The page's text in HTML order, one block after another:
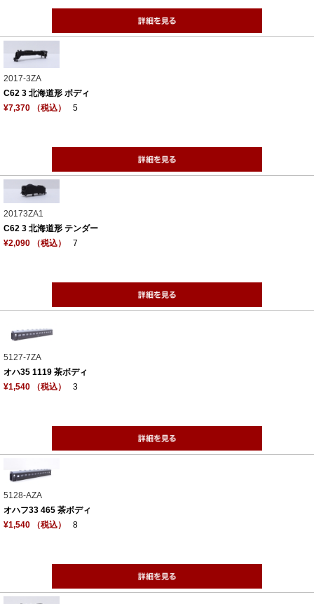
2017-3ZA
C62 3 北海道形 ボディ
¥7,370 （税込）
5
20173ZA1
C62 3 北海道形 テンダー
¥2,090 （税込）
7
5127-7ZA
オハ35 1119 茶ボディ
¥1,540 （税込）
3
5128-AZA
オハフ33 465 茶ボディ
¥1,540 （税込）
8